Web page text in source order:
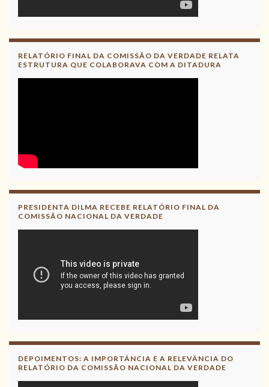
RELATÓRIO FINAL DA COMISSÃO DA VERDADE RELATA
ESTRUTURA QUE COLABORAVA COM A DITADURA
PRESIDENTA DILMA RECEBE RELATÓRIO FINAL DA
COMISSÃO NACIONAL DA VERDADE
DEPOIMENTOS: A IMPORTÂNCIA E A RELEVÂNCIA DO
RELATÓRIO DA COMISSÃO NACIONAL DA VERDADE